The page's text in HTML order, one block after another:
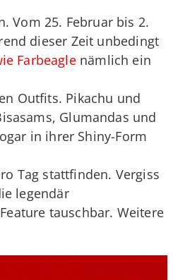
Vom 25. Februar bis 2.
dieser Zeit unbedingt
Farbeaglenämlich ein
Outfits. Pikachu und
Glumandas und
in ihrer Shiny-Form
Tag stattfinden. Vergiss
legendär
tauschbar. Weitere